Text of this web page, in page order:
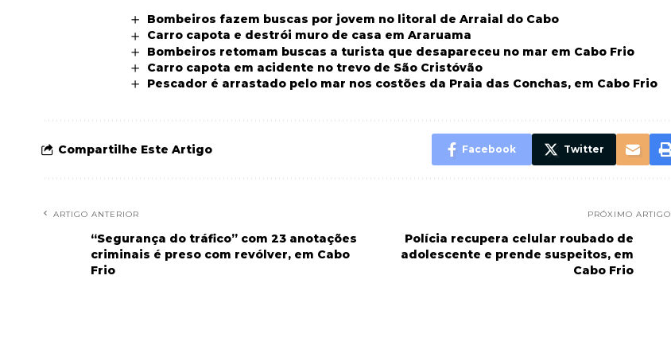
Bombeiros fazem buscas por jovem no litoral de Arraial do Cabo
Carro capota e destrói muro de casa em Araruama
Bombeiros retomam buscas a turista que desapareceu no mar em Cabo Frio
Carro capota em acidente no trevo de São Cristóvão
Pescador é arrastado pelo mar nos costões da Praia das Conchas, em Cabo Frio
Compartilhe Este Artigo Facebook Twitter
ARTIGO ANTERIOR
“Segurança do tráfico” com 23 anotações
criminais é preso com revólver, em Cabo
Frio
PRÓXIMO ARTIGO
Polícia recupera celular roubado de
adolescente e prende suspeitos, em
Cabo Frio